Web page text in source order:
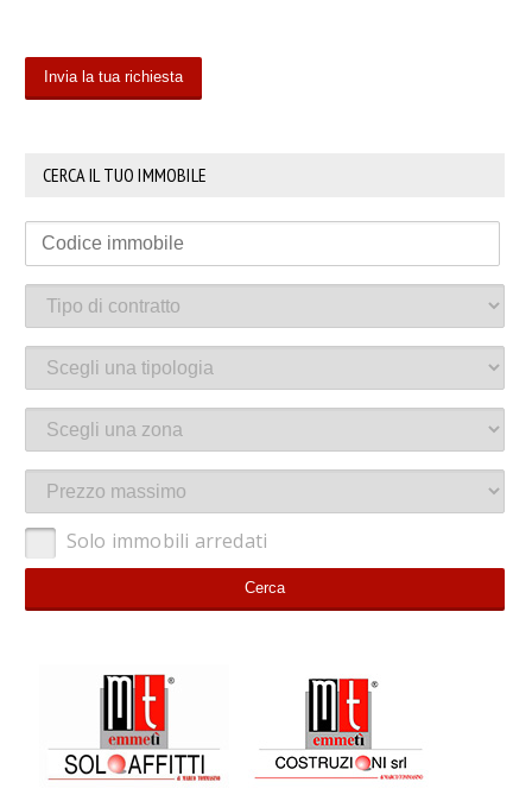
CERCA IL TUO IMMOBILE
Solo immobili arredati